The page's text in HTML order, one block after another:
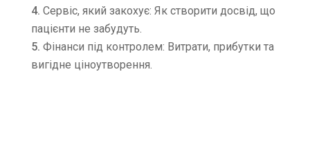
Сервіс, який закохує: Як створити досвід, що
пацієнти не забудуть.
Фінанси під контролем: Витрати, прибутки та
вигідне ціноутворення.